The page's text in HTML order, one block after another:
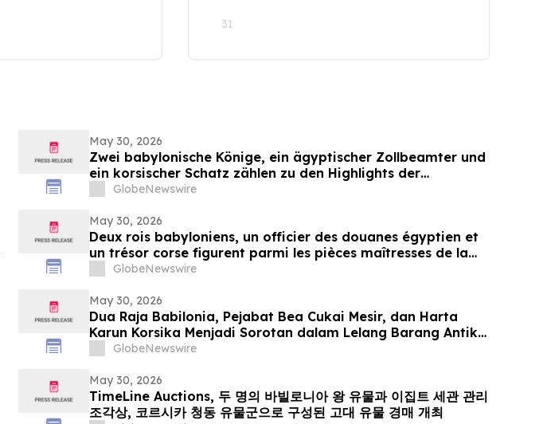
31
May 30, 2026
Zwei babylonische Könige, ein ägyptischer Zollbeamter und
ein korsischer Schatz zählen zu den Highlights der
TimeLine-Auktion für Antiquitäten und antike Kunst am 2.
GlobeNewswire
May 30, 2026
Deux rois babyloniens, un officier des douanes égyptien et
un trésor corse figurent parmi les pièces maîtresses de la
vente aux enchères d’antiquités et d’art ancien de
GlobeNewswire
May 30, 2026
Dua Raja Babilonia, Pejabat Bea Cukai Mesir, dan Harta
Karun Korsika Menjadi Sorotan dalam Lelang Barang Antik
& Seni Kuno TimeLine pada 2 Juni
GlobeNewswire
May 30, 2026
TimeLine Auctions, 두 명의 바빌로니아 왕 유물과 이집트 세관 관리
조각상, 코르시카 청동 유물군으로 구성된 고대 유물 경매 개최